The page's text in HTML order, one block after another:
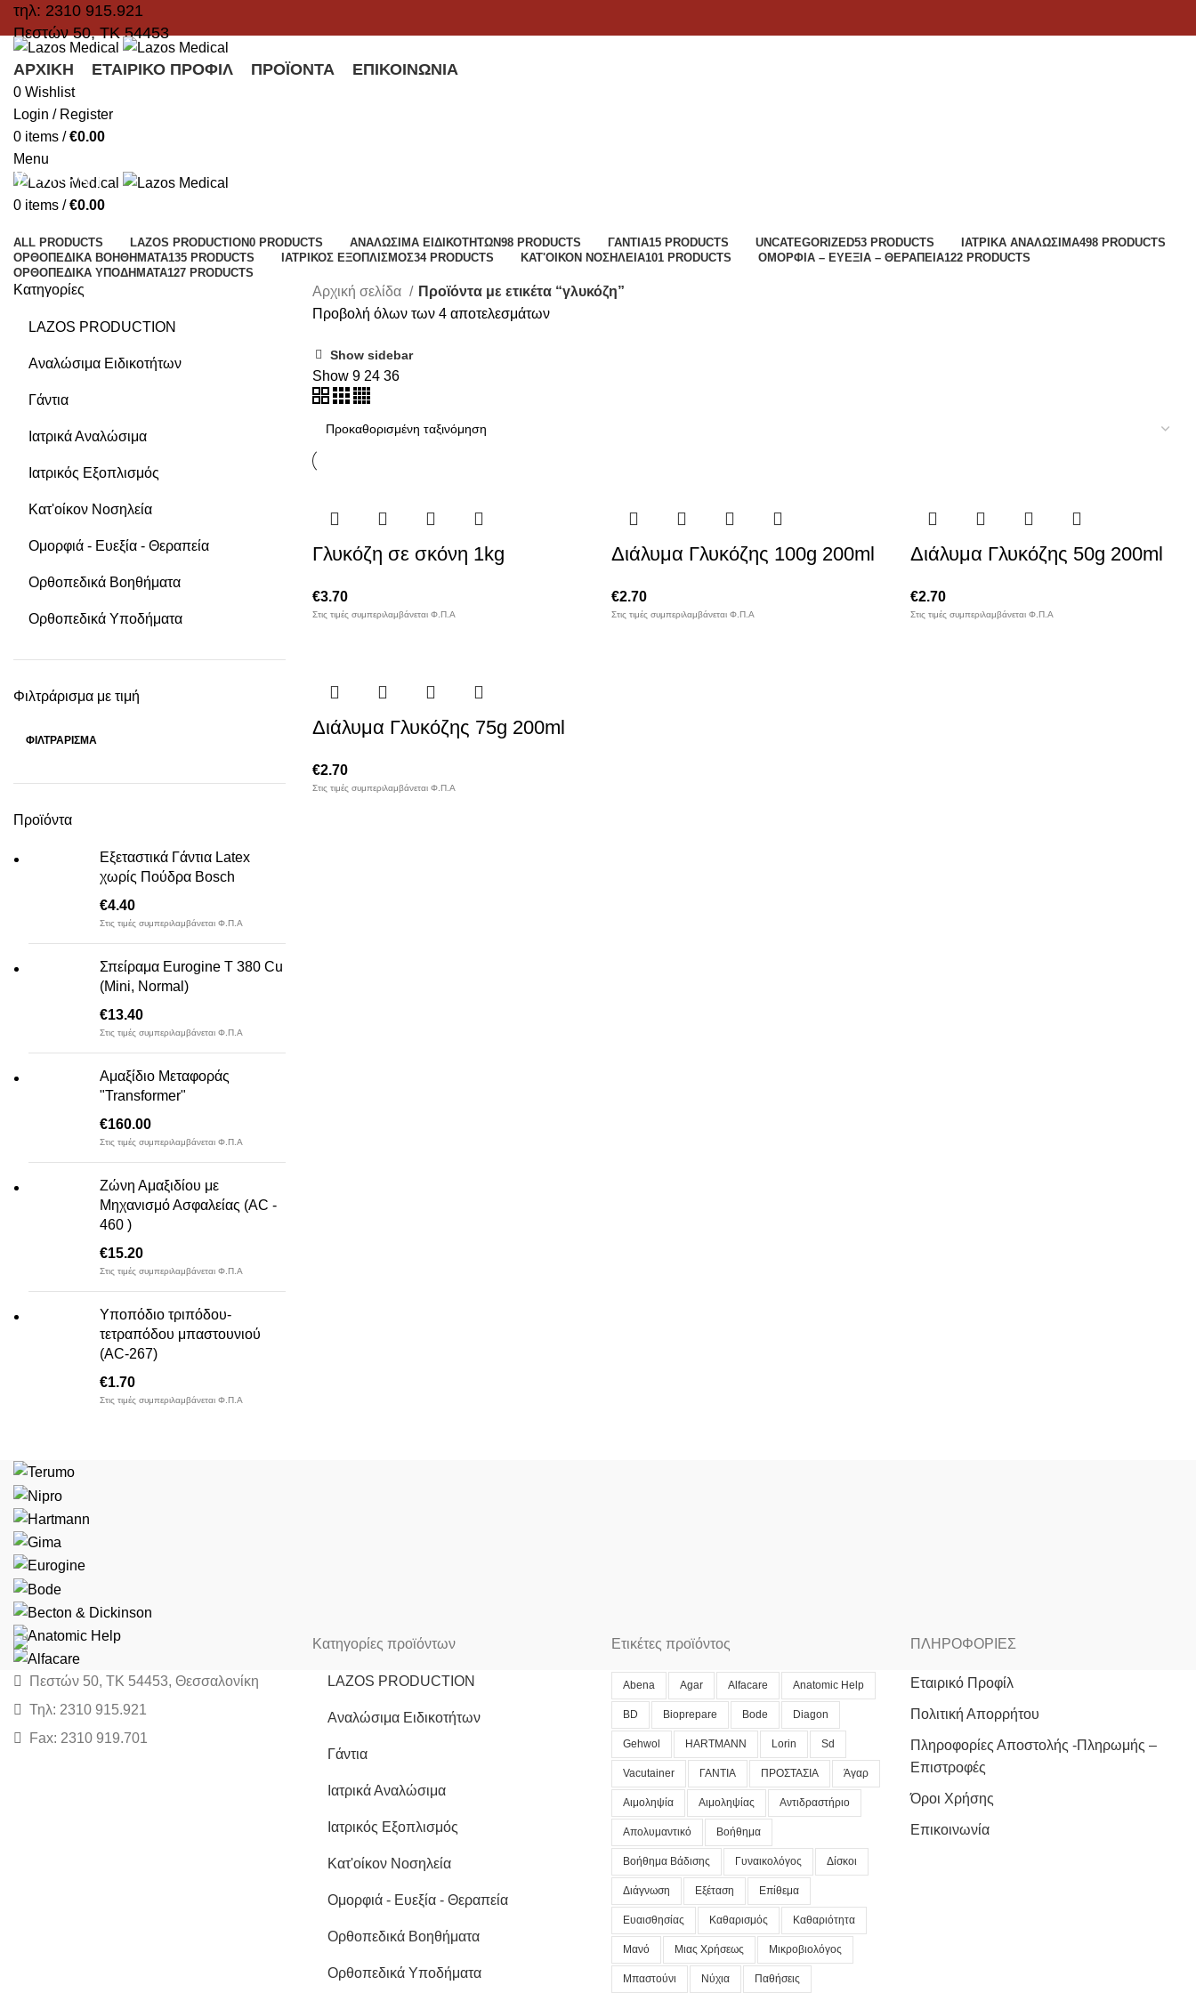
τηλ: 2310 915.921
Πεστών 50, ΤΚ 54453
ΑΡΧΙΚΉ ΕΤΑΙΡΙΚΌ ΠΡΟΦΊΛ ΠΡΟΪΌΝΤΑ ΕΠΙΚΟΙΝΩΝΊΑ
0 Wishlist
Login / Register
0 items / €0.00
Menu
0 items / €0.00
γλυκόζη
ALL PRODUCTS LAZOS PRODUCTION0 PRODUCTS ΑΝΑΛΏΣΙΜΑ ΕΙΔΙΚΟΤΉΤΩΝ98 PRODUCTS ΓΆΝΤΙΑ15 PRODUCTS UNCATEGORIZED53 PRODUCTS ΙΑΤΡΙΚΆ ΑΝΑΛΏΣΙΜΑ498 PRODUCTS
ΟΡΘΟΠΕΔΙΚΆ ΒΟΗΘΉΜΑΤΑ135 PRODUCTS ΙΑΤΡΙΚΌΣ ΕΞΟΠΛΙΣΜΌΣ34 PRODUCTS ΚΑΤ'ΟΊΚΟΝ ΝΟΣΗΛΕΊΑ101 PRODUCTS ΟΜΟΡΦΙΆ – ΕΥΕΞΊΑ – ΘΕΡΑΠΕΊΑ122 PRODUCTS
ΟΡΘΟΠΕΔΙΚΆ ΥΠΟΔΉΜΑΤΑ127 PRODUCTS
Κατηγορίες
LAZOS PRODUCTION
Αναλώσιμα Ειδικοτήτων
Γάντια
Ιατρικά Αναλώσιμα
Ιατρικός Εξοπλισμός
Κατ'οίκον Νοσηλεία
Ομορφιά - Ευεξία - Θεραπεία
Ορθοπεδικά Βοηθήματα
Ορθοπεδικά Υποδήματα
Φιλτράρισμα με τιμή
ΦΙΛΤΡΆΡΙΣΜΑ
Προϊόντα
Εξεταστικά Γάντια Latex
χωρίς Πούδρα Bosch
€4.40
Στις τιμές συμπεριλαμβάνεται Φ.Π.Α
Σπείραμα Eurogine Τ 380 Cu
(Mini, Normal)
€13.40
Στις τιμές συμπεριλαμβάνεται Φ.Π.Α
Αμαξίδιο Μεταφοράς
"Transformer"
€160.00
Στις τιμές συμπεριλαμβάνεται Φ.Π.Α
Ζώνη Αμαξιδίου με
Μηχανισμό Ασφαλείας (AC -
460 )
€15.20
Στις τιμές συμπεριλαμβάνεται Φ.Π.Α
Υποπόδιο τριπόδου-
τετραπόδου μπαστουνιού
(AC-267)
€1.70
Στις τιμές συμπεριλαμβάνεται Φ.Π.Α
Αρχική σελίδα
Προϊόντα με ετικέτα “γλυκόζη”
Προβολή όλων των 4 αποτελεσμάτων
Show sidebar
Show 9 24 36
Γλυκόζη σε σκόνη 1kg
€3.70
Στις τιμές συμπεριλαμβάνεται Φ.Π.Α
Διάλυμα Γλυκόζης 100g 200ml
€2.70
Στις τιμές συμπεριλαμβάνεται Φ.Π.Α
Διάλυμα Γλυκόζης 50g 200ml
€2.70
Στις τιμές συμπεριλαμβάνεται Φ.Π.Α
Διάλυμα Γλυκόζης 75g 200ml
€2.70
Στις τιμές συμπεριλαμβάνεται Φ.Π.Α
Πεστών 50, ΤΚ 54453, Θεσσαλονίκη
Τηλ: 2310 915.921
Fax: 2310 919.701
Κατηγορίες προϊόντων
LAZOS PRODUCTION
Αναλώσιμα Ειδικοτήτων
Γάντια
Ιατρικά Αναλώσιμα
Ιατρικός Εξοπλισμός
Κατ'οίκον Νοσηλεία
Ομορφιά - Ευεξία - Θεραπεία
Ορθοπεδικά Βοηθήματα
Ορθοπεδικά Υποδήματα
Ετικέτες προϊόντος
Abena Agar Alfacare Anatomic Help
BD Bioprepare Bode Diagon
Gehwol HARTMANN Lorin Sd
Vacutainer ΓΑΝΤΙΑ ΠΡΟΣΤΑΣΙΑ Άγαρ
Αιμοληψία Αιμοληψίας Αντιδραστήριο
Απολυμαντικό Βοήθημα
Βοήθημα Βάδισης Γυναικολόγος Δίσκοι
Διάγνωση Εξέταση Επίθεμα
Ευαισθησίας Καθαρισμός Καθαριότητα
Μανό Μιας Χρήσεως Μικροβιολόγος
Μπαστούνι Νύχια Παθήσεις
ΠΛΗΡΟΦΟΡΙΕΣ
Εταιρικό Προφίλ
Πολιτική Απορρήτου
Πληροφορίες Αποστολής -Πληρωμής –
Επιστροφές
Όροι Χρήσης
Επικοινωνία